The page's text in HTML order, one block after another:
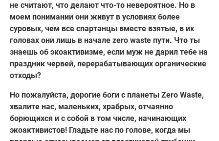
не считают, что делают что-то невероятное. Но в
моем понимании они живут в условиях более
суровых, чем все спартанцы вместе взятые, в их
головах они лишь в начале zero waste пути. Что ты
знаешь об экоактивизме, если муж не дарил тебе на
праздник червей, перерабатывающих органические
отходы?
Но пожалуйста, дорогие боги с планеты Zero Waste,
хвалите нас, маленьких, храбрых, отчаянно
борющихся и с собой в том числе, начинающих
экоактивистов! Гладьте нас по голове, когда мы